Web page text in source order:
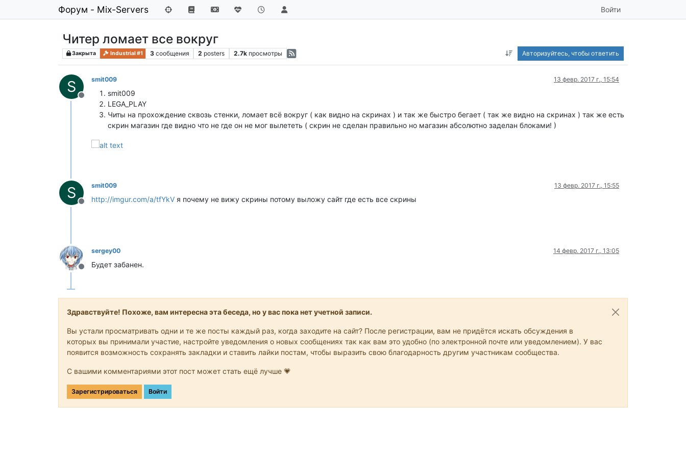
Форум - Mix-Servers Войти
Читер ломает все вокруг
Закрыта Industrial #1 3 сообщения 2 posters 2.7k просмотры Авторизуйтесь, чтобы ответить
S
Не в сети
smit009 13 февр. 2017 г., 15:54
smit009
LEGA_PLAY
Читы на прохождение сквозь стенки, ломает всё вокруг ( как видно на скринах ) и так же быстро бегает ( так же видно на скринах ) так же есть
скрин магазин где видно что не где он не мог вылететь ( скрин не сделан правильно но магазин абсолютно заделан блоками! )
S
Не в сети
smit009 13 февр. 2017 г., 15:55
http://imgur.com/a/tfYkV я почему не вижу скрины потому выложу сайт где есть все скрины
Не в сети
sergey00 14 февр. 2017 г., 13:05
Будет забанен.
Здравствуйте! Похоже, вам интересна эта беседа, но у вас пока нет учетной записи.
Вы устали просматривать одни и те же посты каждый раз, когда заходите на сайт? После регистрации, вам не придётся искать обсуждения в
которых вы принимали участие, настройте уведомления о новых сообщениях так как вам это удобно (по электронной почте или уведомлением). У вас
появится возможность сохранять закладки и ставить лайки постам, чтобы выразить свою благодарность другим участникам сообщества.
С вашими комментариями этот пост может стать ещё лучше 💗
Зарегистрироваться Войти